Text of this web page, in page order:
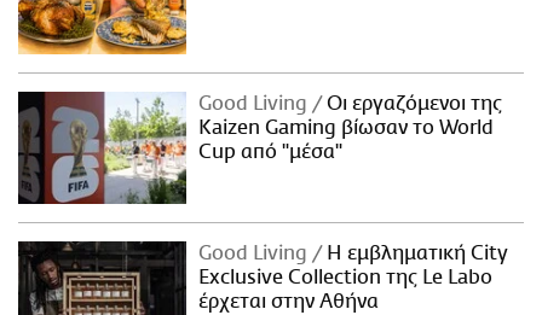
Good Living
Οι εργαζόμενοι της
Kaizen Gaming βίωσαν το World
Cup από "μέσα"
Good Living
Η εμβληματική City
Exclusive Collection της Le Labo
έρχεται στην Αθήνα